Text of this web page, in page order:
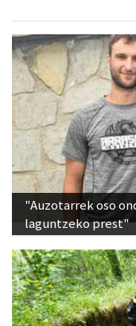
"Auzotarrek oso
laguntzeko prest"